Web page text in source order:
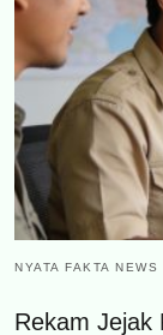
NYATA FAKTA NEWS
Rekam Jejak